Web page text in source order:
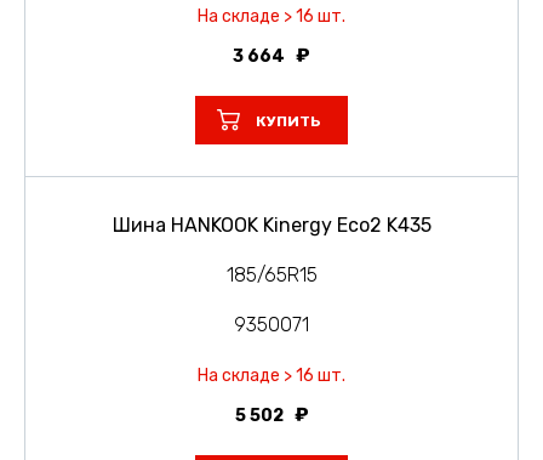
На складе > 16 шт.
3 664
КУПИТЬ
Шина HANKOOK Kinergy Eco2 K435
185/65R15
9350071
На складе > 16 шт.
5 502